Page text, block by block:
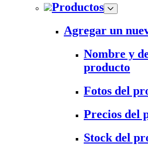
Productos
Agregar un
Nombre y
producto
Fotos del
Precios del
Stock del